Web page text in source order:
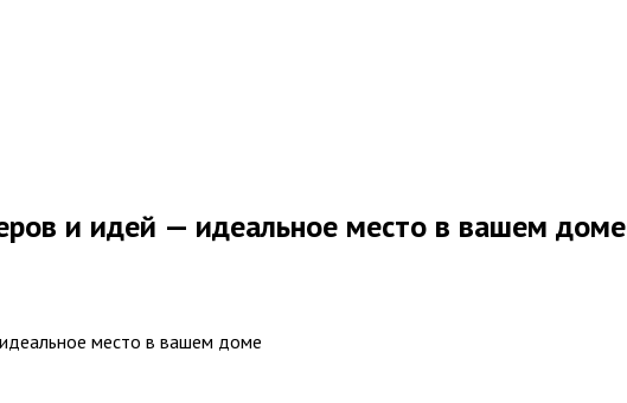
и идей — идеальное место в вашем доме
место в вашем доме